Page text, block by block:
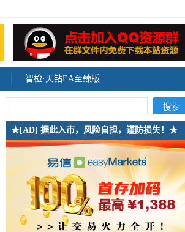
智橙·天钻EA至臻版
★[AD] 据此入市，风险自担，谨防损失！★